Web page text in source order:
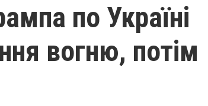
по Україні
вогню, потім